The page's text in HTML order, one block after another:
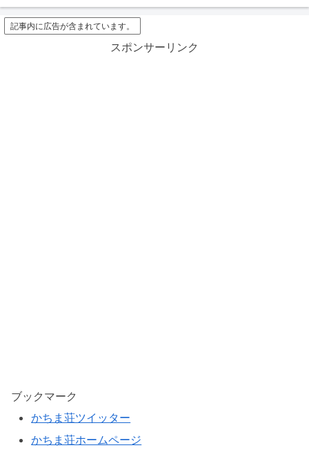
記事内に広告が含まれています。
スポンサーリンク
ブックマーク
かちま荘ツイッター
かちま荘ホームページ